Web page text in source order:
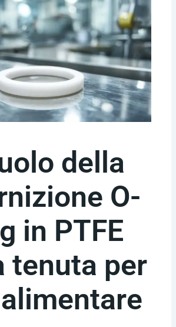
della
O-
in PTFE
tenuta per